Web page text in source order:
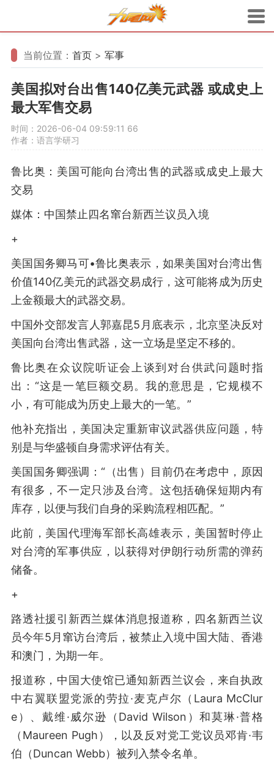
当前位置： 首页 > 军事
美国拟对台出售140亿美元武器 或成史上
最大军售交易
时间：2026-06-04 09:59:11 66
作者：语言学研习
鲁比奥：美国可能向台湾出售的武器或成史上最大
交易
媒体：中国禁止四名窜台新西兰议员入境
+
美国国务卿马可•鲁比奥表示，如果美国对台湾出售
价值140亿美元的武器交易成行，这可能将成为历史
上金额最大的武器交易。
中国外交部发言人郭嘉昆5月底表示，北京坚决反对
美国向台湾出售武器，这一立场是坚定不移的。
鲁比奥在众议院听证会上谈到对台供武问题时指
出：“这是一笔巨额交易。我的意思是，它规模不
小，有可能成为历史上最大的一笔。”
他补充指出，美国决定重新审议武器供应问题，特
别是与华盛顿自身需求评估有关。
美国国务卿强调：“（出售）目前仍在考虑中，原因
有很多，不一定只涉及台湾。这包括确保短期内有
库存，以便与我们自身的采购流程相匹配。”
此前，美国代理海军部长高雄表示，美国暂时停止
对台湾的军事供应，以获得对伊朗行动所需的弹药
储备。
+
路透社援引新西兰媒体消息报道称，四名新西兰议
员今年5月窜访台湾后，被禁止入境中国大陆、香港
和澳门，为期一年。
报道称，中国大使馆已通知新西兰议会，来自执政
中右翼联盟党派的劳拉·麦克卢尔（Laura McClur
e）、戴维·威尔逊（David Wilson）和莫琳·普格
（Maureen Pugh），以及反对党工党议员邓肯·韦
伯（Duncan Webb）被列入禁令名单。